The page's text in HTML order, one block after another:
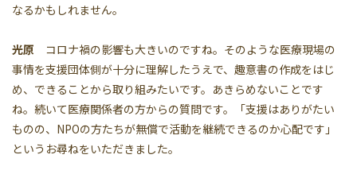
なるかもしれません。
光原 コロナ禍の影響も大きいのですね。そのような医療現場の
事情を支援団体側が十分に理解したうえで、趣意書の作成をはじ
め、できることから取り組みたいです。あきらめないことです
ね。続いて医療関係者の方からの質問です。「支援はありがたい
ものの、NPOの方たちが無償で活動を継続できるのか心配です」
というお尋ねをいただきました。